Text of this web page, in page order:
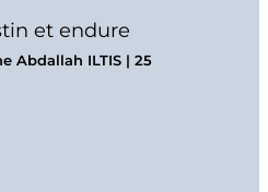
et endure
Abdallah ILTIS | 25